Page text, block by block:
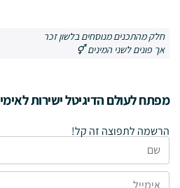
חלק מהתכנים מנוסחים בלשון זכר
אך פונים לשני המינים ⚥
מפתח לעולם הדיגיטל ישירות לאימייל
הרשמה לתפוצה זה קל!